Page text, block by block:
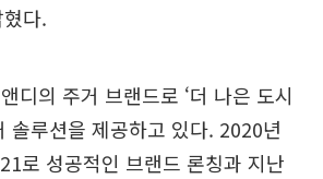
다.
디의 주거 브랜드로 ‘더 나은 도시
솔루션을 제공하고 있다. 2020년
로 성공적인 브랜드 론칭과 지난